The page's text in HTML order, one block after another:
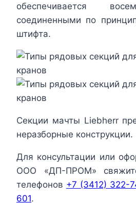
обеспечивается
соединенными по
штифта.
Секции мачты Liebherr
неразборные конструкции.
Для консультации или
ООО «ДП-ПРОМ»
телефонов +7 (3412) 322-
601.